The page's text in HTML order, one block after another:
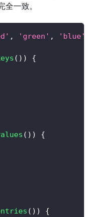
一致。
, 'green' , 'blue'
( ) )
{
( ) )
{
( ) )
{